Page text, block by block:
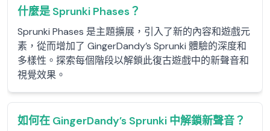
什麼是 Sprunki Phases？
Sprunki Phases 是主題擴展，引入了新的內容和遊戲元
素，從而增加了 GingerDandy’s Sprunki 體驗的深度和
多樣性。探索每個階段以解鎖此復古遊戲中的新聲音和
視覺效果。
如何在 GingerDandy’s Sprunki 中解鎖新聲音？